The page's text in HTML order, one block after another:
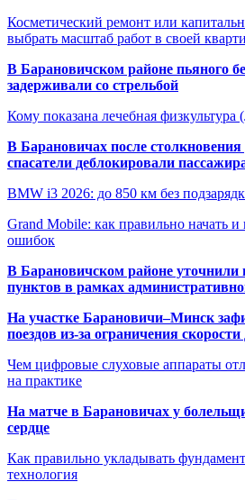
Косметический ремонт или
выбрать масштаб работ в своей
В Барановичском районе пьяного
задерживали со стрельбой
Кому показана лечебная
В Барановичах после
спасатели деблокировали
BMW i3 2026: до 850 км без
Grand Mobile: как правильно начать
ошибок
В Барановичском районе
пунктов в рамках
На участке Барановичи–Минск
поездов из-за ограничения
Чем цифровые слуховые аппараты
на практике
На матче в Барановичах у
сердце
Как правильно укладывать
технология